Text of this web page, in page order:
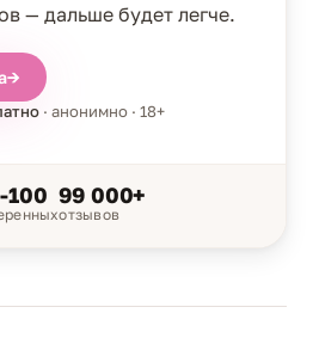
— дальше будет легче.
→
· анонимно · 18+
100 99 000+
отзывов